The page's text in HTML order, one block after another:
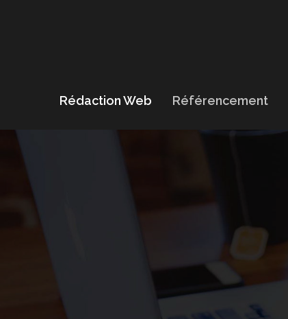
Rédaction Web Référencement